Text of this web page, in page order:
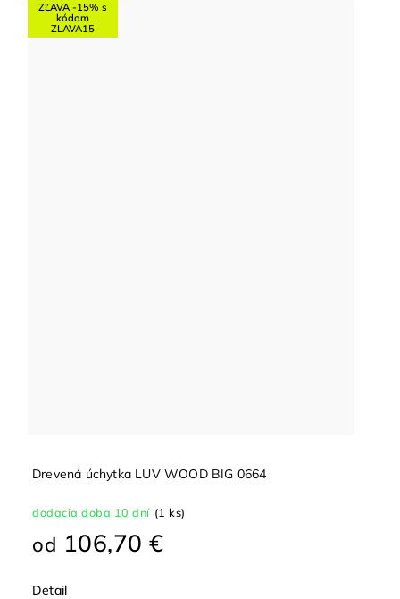
ZĽAVA -15% s
kódom
ZLAVA15
Drevená úchytka LUV WOOD BIG 0664
dodacia doba 10 dní (1 ks)
od 106,70 €
Detail